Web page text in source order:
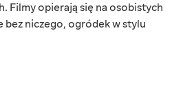
Filmy opierają się na osobistych
bez niczego, ogródek w stylu